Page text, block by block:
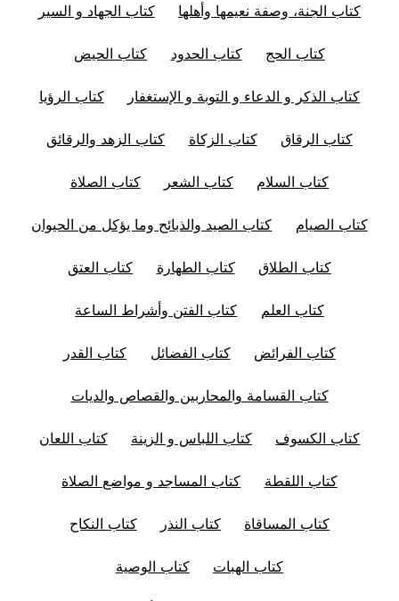
كتاب الجنة، وصفة نعيمها وأهلها كتاب الجهاد و السير
كتاب الحج كتاب الحدود كتاب الحيض
كتاب الذكر و الدعاء و التوبة و الإستغفار كتاب الرؤيا
كتاب الرقاق كتاب الزكاة كتاب الزهد والرقائق
كتاب السلام كتاب الشعر كتاب الصلاة
كتاب الصيام كتاب الصيد والذبائح وما يؤكل من الحيوان
كتاب الطلاق كتاب الطهارة كتاب العتق
كتاب العلم كتاب الفتن وأشراط الساعة
كتاب الفرائض كتاب الفضائل كتاب القدر
كتاب القسامة والمحاربين والقصاص والديات
كتاب الكسوف كتاب اللباس و الزينة كتاب اللعان
كتاب اللقطة كتاب المساجد و مواضع الصلاة
كتاب المساقاة كتاب النذر كتاب النكاح
كتاب الهبات كتاب الوصية